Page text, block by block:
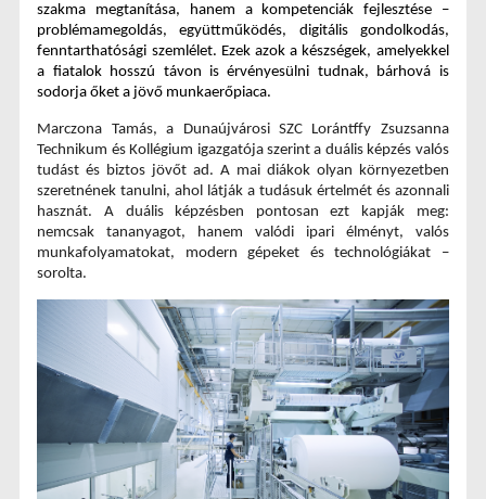
szakma megtanítása, hanem a kompetenciák fejlesztése –
problémamegoldás, együttműködés, digitális gondolkodás,
fenntarthatósági szemlélet. Ezek azok a készségek, amelyekkel
a fiatalok hosszú távon is érvényesülni tudnak, bárhová is
sodorja őket a jövő munkaerőpiaca.
Marczona Tamás, a Dunaújvárosi SZC Lorántffy Zsuzsanna
Technikum és Kollégium igazgatója szerint a duális képzés valós
tudást és biztos jövőt ad. A mai diákok olyan környezetben
szeretnének tanulni, ahol látják a tudásuk értelmét és azonnali
hasznát. A duális képzésben pontosan ezt kapják meg:
nemcsak tananyagot, hanem valódi ipari élményt, valós
munkafolyamatokat, modern gépeket és technológiákat –
sorolta.